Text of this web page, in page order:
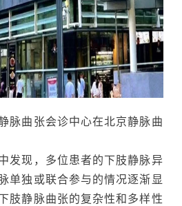
脉曲张会诊中心在北京静脉曲
发现，多位患者的下肢静脉异
单独或联合参与的情况逐渐显
肢静脉曲张的复杂性和多样性